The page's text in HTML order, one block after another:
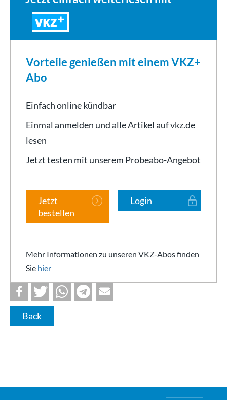
VKZ
Vorteile genießen mit einem VKZ+
Abo
Einfach online kündbar
Einmal anmelden und alle Artikel auf vkz.de
lesen
Jetzt testen mit unserem Probeabo-Angebot
Jetzt
bestellen
Login
Mehr Informationen zu unseren VKZ-Abos finden
Sie hier
Back